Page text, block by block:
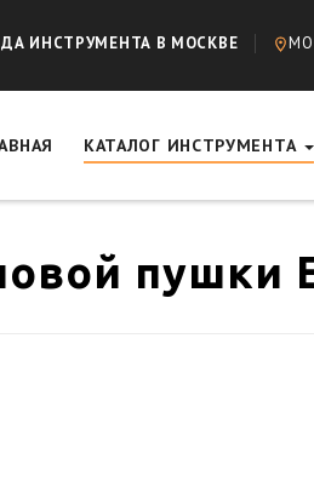
ИНСТРУМЕНТА В МОСКВЕ
КАТАЛОГ ИНСТРУМЕНТА
пушки